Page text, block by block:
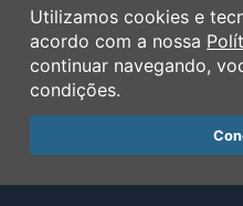
Termos de Uso
Política de Privacidade
Ferramentas
Contato
Utilizamos cookies e
acordo com a nossa
continuar navegando,
condições.